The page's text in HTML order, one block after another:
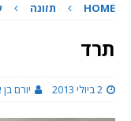
HOME תזונה
תרד
2 ביולי 2013 יורם